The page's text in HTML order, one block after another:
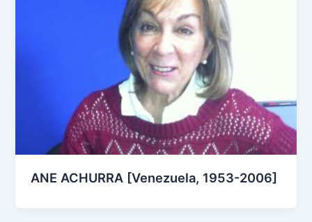
ANE ACHURRA [Venezuela, 1953-2006]